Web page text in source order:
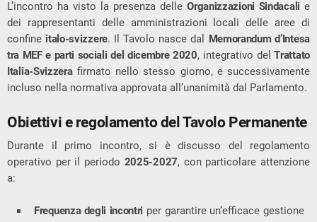
L’incontro ha visto la presenza delleOrganizzazioni Sindacali e
dei rappresentanti delle amministrazioni locali delle aree di
confine italo-svizzere. Il Tavolo nasce dal Memorandum d’Intesa
tra MEF e parti sociali del dicembre 2020, integrativo delTrattato
Italia-Svizzerafirmato nello stesso giorno, e successivamente
incluso nella normativa approvata all’unanimità dal Parlamento.
Obiettivi e regolamento del Tavolo Permanente
Durante il primo incontro, si è discusso del regolamento
operativo per il periodo 2025-2027, con particolare attenzione
a:
Frequenza degli incontri per garantire un’efficace gestione